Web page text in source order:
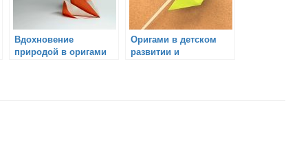
Вдохновение
природой в оригами
Оригами в детском
развитии и